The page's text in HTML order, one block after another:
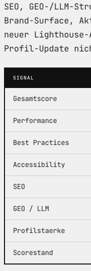
SEO, GEO-/LLM-
Brand-Surface,
neuer
Profil-Update
SIGNAL
Gesamtscore
Performance
Best Practices
Accessibility
SEO
GEO / LLM
Profilstaerke
Scorestand